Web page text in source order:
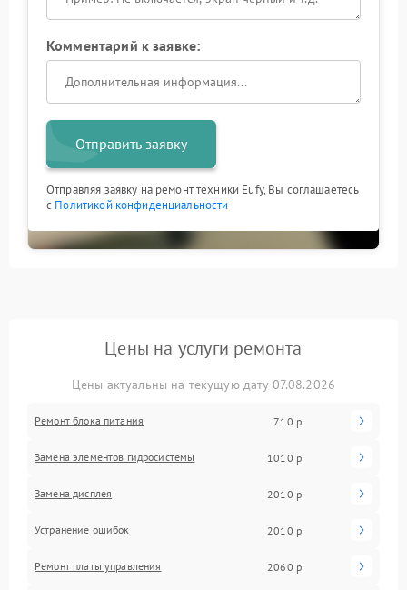
Комментарий к заявке:
Отправить заявку
Отправляя заявку на ремонт техники Eufy, Вы соглашаетесь
с Политикой конфиденциальности
Цены на услуги ремонта
Цены актуальны на текущую дату 07.08.2026
Ремонт блока питания 710 р
Замена элементов гидросистемы 1010 р
Замена дисплея 2010 р
Устранение ошибок 2010 р
Ремонт платы управления 2060 р